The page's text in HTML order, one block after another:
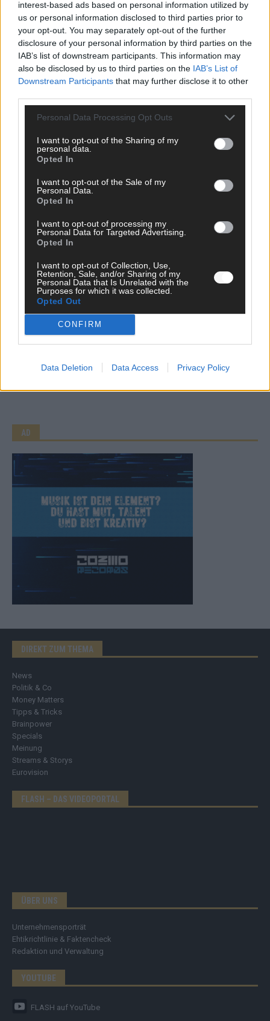
interest-based ads based on personal information utilized by
us or personal information disclosed to third parties prior to
your opt-out. You may separately opt-out of the further
disclosure of your personal information by third parties on the
IAB’s list of downstream participants. This information may
also be disclosed by us to third parties on the IAB’s List of
Downstream Participants that may further disclose it to other
Personal Data Processing Opt Outs
I want to opt-out of the Sharing of my
personal data.
Opted In
I want to opt-out of the Sale of my
Personal Data.
Opted In
I want to opt-out of processing my
Personal Data for Targeted Advertising.
Opted In
I want to opt-out of Collection, Use,
Retention, Sale, and/or Sharing of my
Personal Data that Is Unrelated with the
Purposes for which it was collected.
Opted Out
CONFIRM
Data Deletion Data Access Privacy Policy
CHECK UNS AUF FACEBOOK
AD
DIREKT ZUM THEMA
News
Politik & Co
Money Matters
Tipps & Tricks
Brainpower
Specials
Meinung
Streams & Storys
Eurovision
FLASH – DAS VIDEOPORTAL
ÜBER UNS
Unternehmensporträt
Ehtikrichtlinie & Faktencheck
Redaktion und Verwaltung
YOUTUBE
FLASH auf YouTube